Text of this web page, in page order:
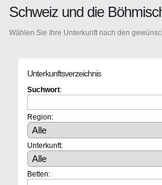
Schweiz und die
Wählen Sie Ihre Unterkunft nach den
Unterkunftsverzeichnis
Suchwort:
Region:
Unterkunft:
Betten: